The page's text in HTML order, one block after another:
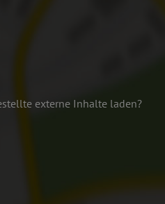
externe Inhalte laden?